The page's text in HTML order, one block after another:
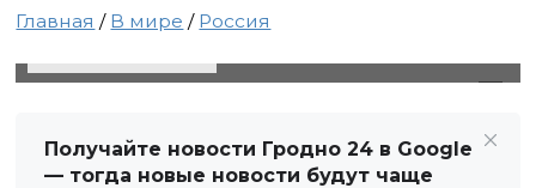
Главная / В мире / Россия
Получайте новости Гродно 24 в Google
— тогда новые новости будут чаще